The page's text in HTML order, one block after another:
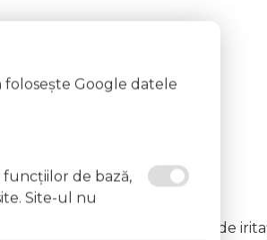
la îndemâna copiilor În caz de
Google datele
funcţiilor de bază,
Site-ul nu